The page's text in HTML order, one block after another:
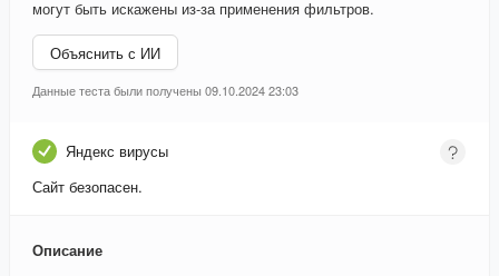
могут быть искажены из-за применения фильтров.
Объяснить с ИИ
Данные теста были получены 09.10.2024 23:03
Яндекс вирусы
Сайт безопасен.
Описание